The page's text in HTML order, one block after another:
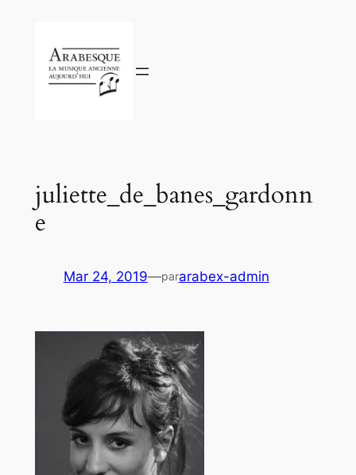
contenu
juliette_de_banes_gardonn
e
Mar 24, 2019—pararabex-admin